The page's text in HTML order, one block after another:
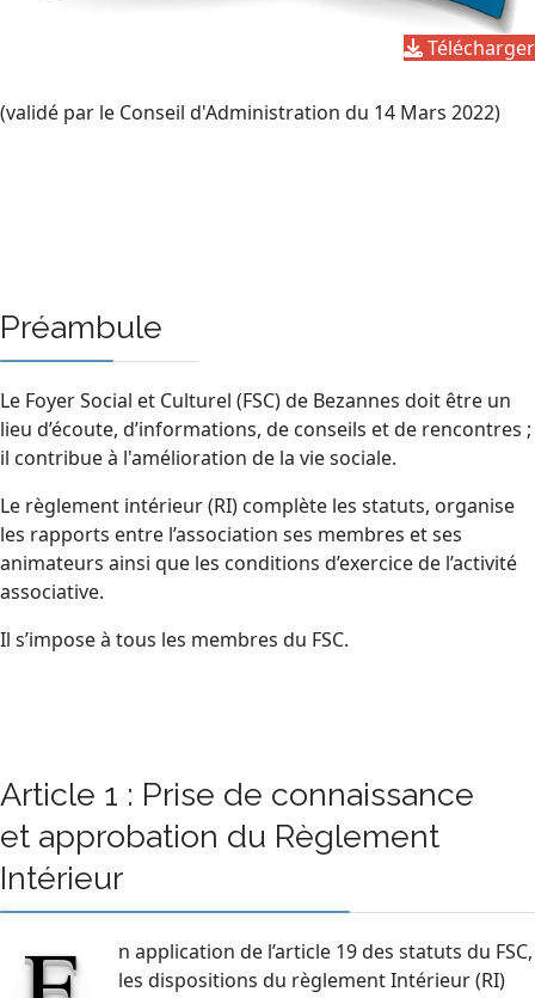
Télécharger
(validé par le Conseil d'Administration du 14 Mars 2022)
Préambule
Le Foyer Social et Culturel (FSC) de Bezannes doit être un
lieu d’écoute, d’informations, de conseils et de rencontres ;
il contribue à l'amélioration de la vie sociale.
Le règlement intérieur (RI) complète les statuts, organise
les rapports entre l’association ses membres et ses
animateurs ainsi que les conditions d’exercice de l’activité
associative.
Il s’impose à tous les membres du FSC.
Article 1 : Prise de connaissance
et approbation du Règlement
Intérieur
n application de l’article 19 des statuts du FSC,
les dispositions du règlement Intérieur (RI)